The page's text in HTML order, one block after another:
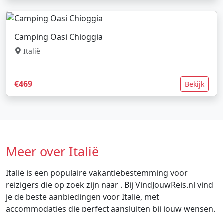
Camping Oasi Chioggia
Italië
€469 Bekijk
Meer over Italië
Italië is een populaire vakantiebestemming voor
reizigers die op zoek zijn naar . Bij VindJouwReis.nl vind
je de beste aanbiedingen voor Italië, met
accommodaties die perfect aansluiten bij jouw wensen.